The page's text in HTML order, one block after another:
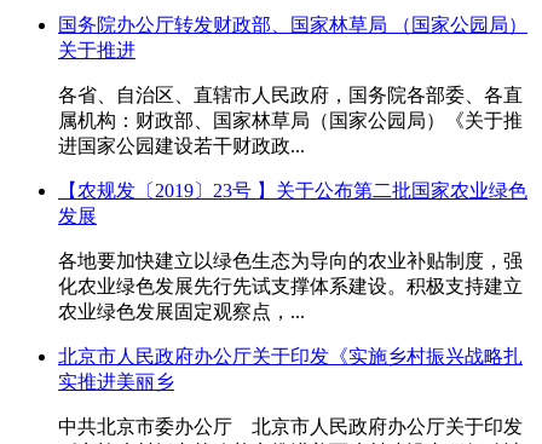
国务院办公厅转发财政部、国家林草局 （国家公园局）
关于推进
各省、自治区、直辖市人民政府，国务院各部委、各直
属机构：财政部、国家林草局（国家公园局）《关于推
进国家公园建设若干财政政...
【农规发〔2019〕23号 】关于公布第二批国家农业绿色
发展
各地要加快建立以绿色生态为导向的农业补贴制度，强
化农业绿色发展先行先试支撑体系建设。积极支持建立
农业绿色发展固定观察点，...
北京市人民政府办公厅关于印发《实施乡村振兴战略扎
实推进美丽乡
中共北京市委办公厅 北京市人民政府办公厅关于印发